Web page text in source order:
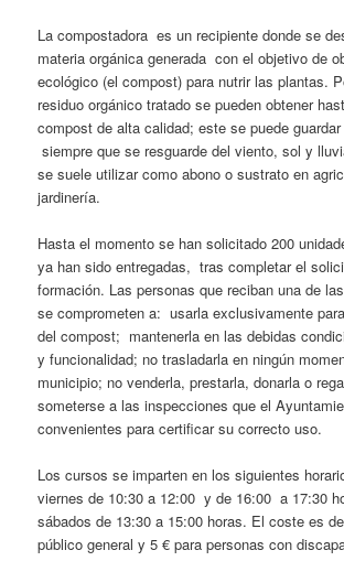
La compostadora es un recipiente donde se
materia orgánica generada con el objetivo de
ecológico (el compost) para nutrir las plantas.
residuo orgánico tratado se pueden obtener
compost de alta calidad; este se puede
siempre que se resguarde del viento, sol y
se suele utilizar como abono o sustrato en
jardinería.
Hasta el momento se han solicitado 200
ya han sido entregadas, tras completar el
formación. Las personas que reciban una de
se comprometen a: usarla exclusivamente
del compost; mantenerla en las debidas
y funcionalidad; no trasladarla en ningún
municipio; no venderla, prestarla, donarla o
someterse a las inspecciones que el
convenientes para certificar su correcto uso.
Los cursos se imparten en los siguientes
viernes de 10:30 a 12:00 y de 16:00 a 17:30
sábados de 13:30 a 15:00 horas. El coste es
público general y 5 € para personas con